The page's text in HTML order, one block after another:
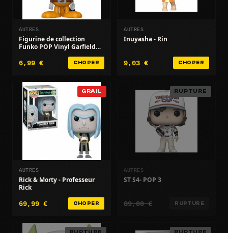
AUTRES
Figurine de collection
Funko POP Vinyl Garfield
6,99 € CHOPER
AUTRES
Inuyasha - Rin
9,03 € CHOPER
GRAIL
AUTRES
Rick & Morty - Professeur
Rick
69,99 € CHOPER
RUPTURE
AUTRES
ST S4- POP 3
89,00 € RUPTURE